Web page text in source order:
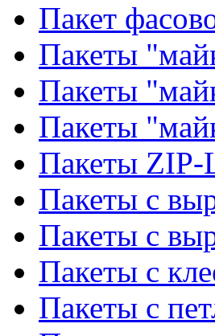
Пакет
Пакеты
Пакеты
Пакеты
Пакеты ZIP-
Пакеты с
Пакеты с
Пакеты с
Пакеты с